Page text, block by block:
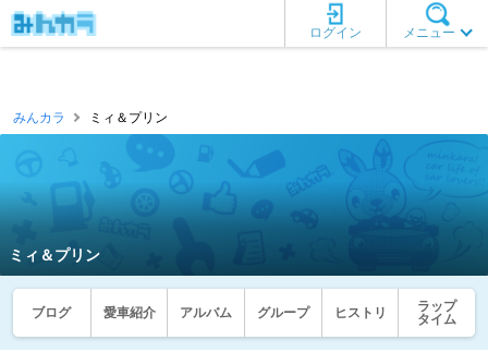
メニュー
ログイン
みんカラ ミィ＆プリン
ミィ＆プリン
ブログ 愛車紹介 アルバム グループ ヒストリ
ラップ
タイム